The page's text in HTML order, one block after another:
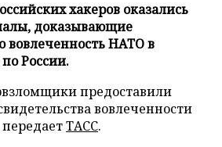
хакеров оказались
доказывающие
вовлеченность НАТО в
России.
предоставили
вовлеченности
ТАСС.